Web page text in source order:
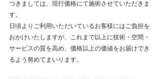
つきましては、現行価格にて施術させていただきま
す。
日頃よりご利用いただいているお客様にはご負担を
おかけいたしますが、これまで以上に技術・空間・
サービスの質を高め、価格以上の価値をお届けでき
るよう努めてまいります。